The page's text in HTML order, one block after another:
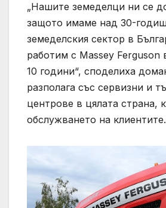
„Нашите земеделци ни се
защото имаме над 30-
земеделския сектор в
работим с Massey Ferguson
10 години“, споделиха
разполага със сервизни и
центрове в цялата страна,
обслужването на клиентите.